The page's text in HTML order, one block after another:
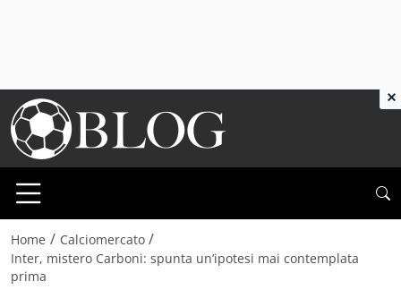
Home / Calciomercato /
Inter, mistero Carboni: spunta un’ipotesi mai contemplata
prima
×